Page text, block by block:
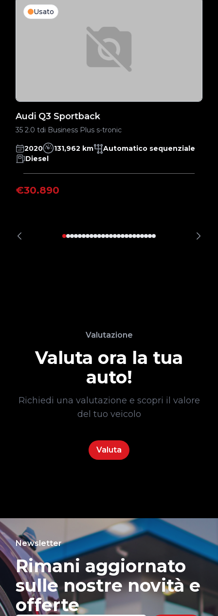
Usato
Audi Q3 Sportback
35 2.0 tdi Business Plus s-tronic
2020 131,962 km
Automatico sequenziale
Diesel
€30.890
Valutazione
Valuta ora la tua
auto!
Richiedi una valutazione e scopri il valore
del tuo veicolo
Valuta
Newsletter
Rimani aggiornato
sulle nostre novità e
offerte